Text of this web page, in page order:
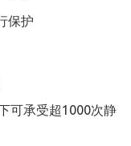
保护
可承受超1000次静